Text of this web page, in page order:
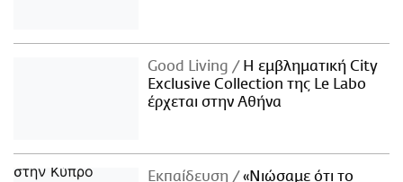
Good Living
Η εμβληματική City
Exclusive Collection της Le Labo
έρχεται στην Αθήνα
Εκπαίδευση
«Νιώσαμε ότι το